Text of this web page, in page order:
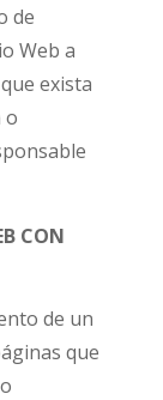
de
Web a
exista
o
CON
de un
que